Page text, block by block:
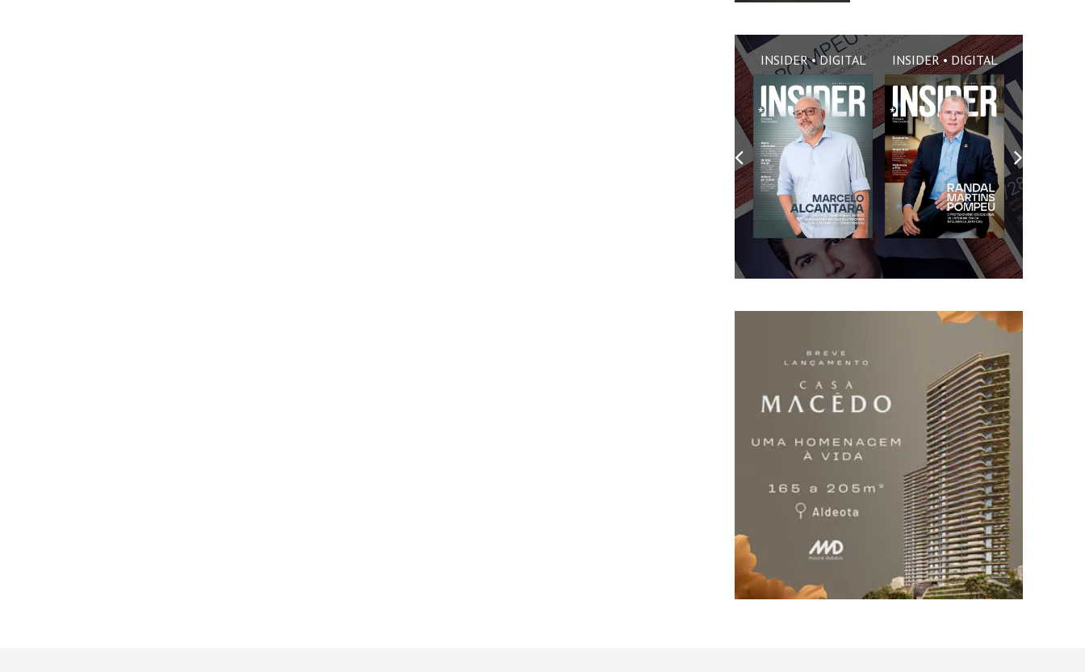
INSIDER • DIGITAL INSIDER • DIGITAL